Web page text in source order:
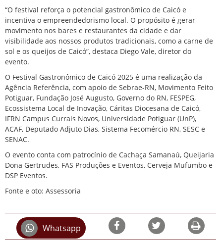
“O festival reforça o potencial gastronômico de Caicó e
incentiva o empreendedorismo local. O propósito é gerar
movimento nos bares e restaurantes da cidade e dar
visibilidade aos nossos produtos tradicionais, como a carne de
sol e os queijos de Caicó”, destaca Diego Vale, diretor do
evento.
O Festival Gastronômico de Caicó 2025 é uma realização da
Agência Referência, com apoio de Sebrae-RN, Movimento Feito
Potiguar, Fundação José Augusto, Governo do RN, FESPEG,
Ecossistema Local de Inovação, Cáritas Diocesana de Caicó,
IFRN Campus Currais Novos, Universidade Potiguar (UnP),
ACAF, Deputado Adjuto Dias, Sistema Fecomércio RN, SESC e
SENAC.
O evento conta com patrocínio de Cachaça Samanaú, Queijaria
Dona Gertrudes, FAS Produções e Eventos, Cerveja Mufumbo e
DSP Eventos.
Fonte e oto: Assessoria
Whatsapp